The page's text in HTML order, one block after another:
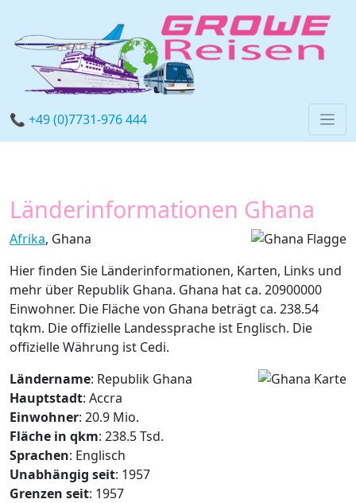
📞 +49 (0)7731-976 444
Länderinformationen Ghana
Afrika, Ghana
Hier finden Sie Länderinformationen, Karten, Links und
mehr über Republik Ghana. Ghana hat ca. 20900000
Einwohner. Die Fläche von Ghana beträgt ca. 238.54
tqkm. Die offizielle Landessprache ist Englisch. Die
offizielle Währung ist Cedi.
Ländername: Republik Ghana
Hauptstadt: Accra
Einwohner: 20.9 Mio.
Fläche in qkm: 238.5 Tsd.
Sprachen: Englisch
Unabhängig seit: 1957
Grenzen seit: 1957